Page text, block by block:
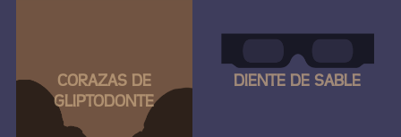
CORAZAS DE
GLIPTODONTE
DIENTE DE SABLE